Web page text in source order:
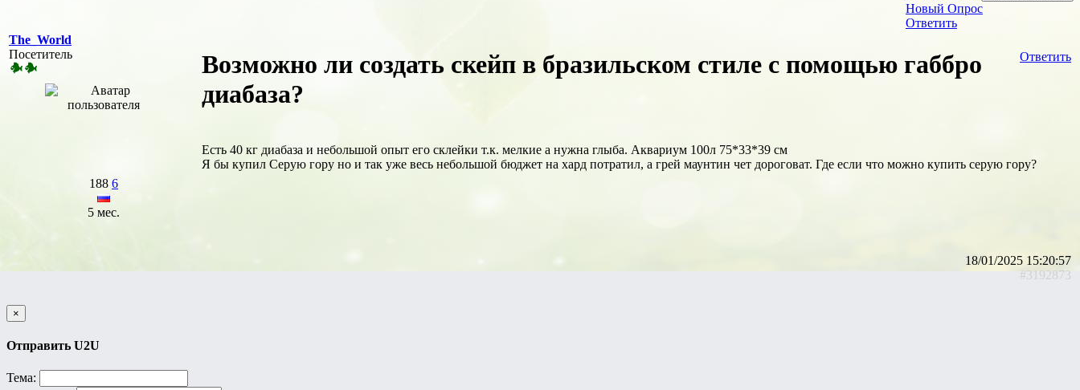
Новый Опрос
Ответить
The_World
Посетитель
188 6
5 мес.
Ответить
Возможно ли создать скейп в бразильском стиле с помощью габбро
диабаза?
Есть 40 кг диабаза и небольшой опыт его склейки т.к. мелкие а нужна глыба. Аквариум 100л 75*33*39 см
Я бы купил Серую гору но и так уже весь небольшой бюджет на хард потратил, а грей маунтин чет дороговат. Где если что можно купить серую гору?
18/01/2025 15:20:57
#3192873
×
Отправить U2U
Тема: